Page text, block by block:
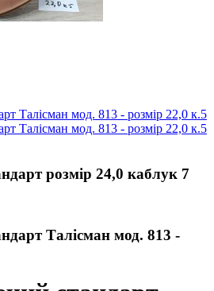
розмір 24,0 каблук 7
Талісман мод. 813 -